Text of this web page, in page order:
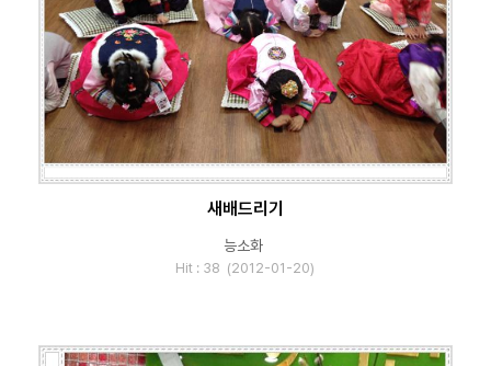
새배드리기
능소화
Hit : 38 (2012-01-20)